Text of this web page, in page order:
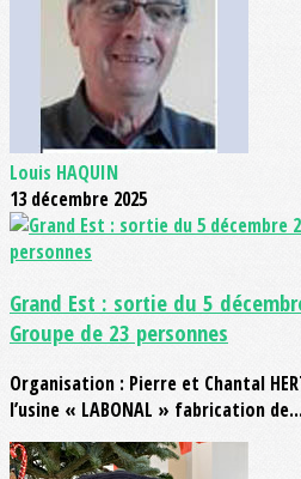
Louis HAQUIN
13 décembre 2025
Grand Est : sortie du 5
Groupe de 23 personnes
Organisation : Pierre et Chantal
l’usine « LABONAL » fabrication